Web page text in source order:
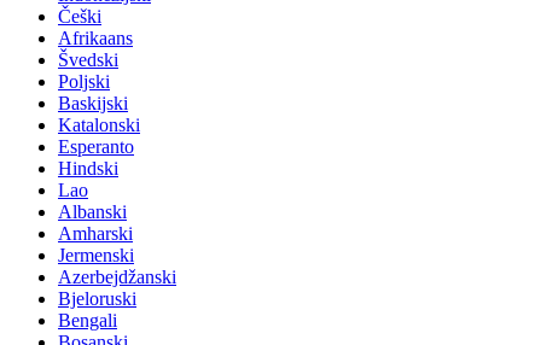
Češki
Afrikaans
Švedski
Poljski
Baskijski
Katalonski
Esperanto
Hindski
Lao
Albanski
Amharski
Jermenski
Azerbejdžanski
Bjeloruski
Bengali